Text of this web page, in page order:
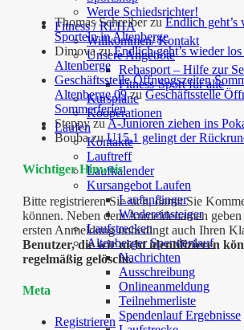
Werde Schiedsrichter!
Fitness / REHA
Willkommen/ Kontakt
Unsere Angebote
Rehasport – Hilfe zur
Fitness-Sport für alle
Kurspläne
Kooperationen
Laufen
Kontakte
Lauftreff
Laufkalender
Kursangebot Laufen
Laufanfänger
Wiedereinsteiger
Laufstrecken
Altenberger Spendenlauf
Nachrichten
Ausschreibung
Onlineanmeldung
Teilnehmerliste
Spendenlauf Ergebnisse
Thomas SchreiberzuEndlich geht’s
Sporteln in Altenberge
DimovazuEndlich geht’s wieder
Altenberge
Geschäftsstelle Öffnungszeiten
Altenberge 09zuGeschäftsstelle
Sommerferien
SteppyzuA-Junioren ziehen ins
BoubazuU15.1 gelingt der
Wichtiger Hinweis
Bitte registrieren Sie sich, damit Sie
können. Neben dem Anmeldenamen
ersten Anmeldung unbedingt auch Ihren
Benutzer, die wir nicht identifizieren
regelmäßig gelöscht.
Meta
Registrieren